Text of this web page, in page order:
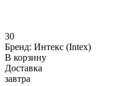
30
Бренд: Интекс (Intex)
В корзину
Доставка
завтра